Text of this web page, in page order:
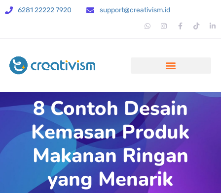
6281 22222 7920 support@creativism.id
8 Contoh Desain
Kemasan Produk
Makanan Ringan
yang Menarik